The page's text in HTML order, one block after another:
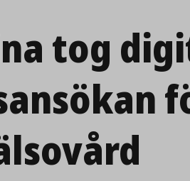
tog